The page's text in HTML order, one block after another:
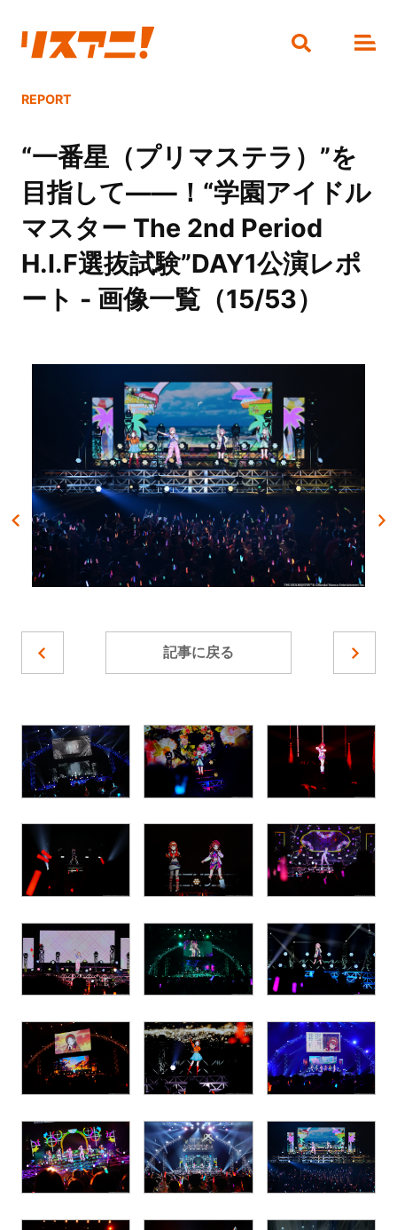
REPORT
“一番星（プリマステラ）”を
目指して――！“学園アイドル
マスター The 2nd Period
H.I.F選抜試験”DAY1公演レポ
ート - 画像一覧（15/53）
記事に戻る